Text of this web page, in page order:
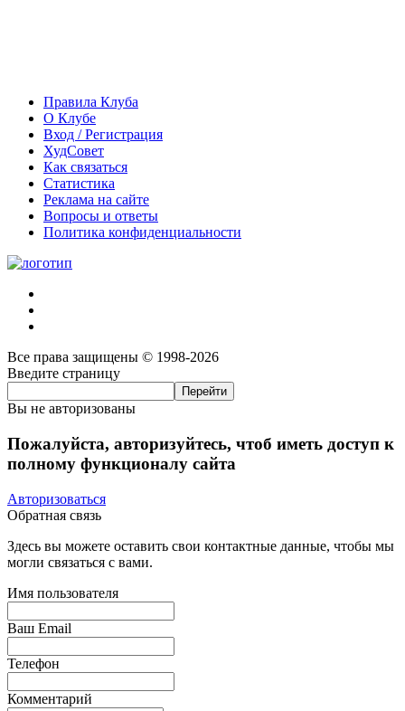
Правила Клуба
О Клубе
Вход / Регистрация
ХудСовет
Как связаться
Статистика
Реклама на сайте
Вопросы и ответы
Политика конфиденциальности
Все права защищены © 1998-2026
Введите страницу
Вы не авторизованы
Пожалуйста, авторизуйтесь, чтоб иметь доступ к
полному функционалу сайта
Авторизоваться
Обратная связь
Здесь вы можете оставить свои контактные данные, чтобы мы
могли связаться с вами.
Имя пользователя
Ваш Email
Телефон
Комментарий